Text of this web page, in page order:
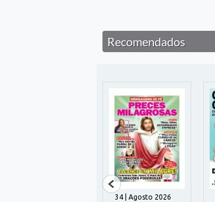
Recomendados
34 | Agosto 2026